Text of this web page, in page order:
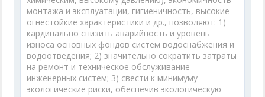
монтажа и эксплуатации, гигиеничность, высокие
огнестойкие характеристики и др., позволяют: 1)
кардинально снизить аварийность и уровень
износа основных фондов систем водоснабжения и
водоотведения; 2) значительно сократить затраты
на ремонт и техническое обслуживание
инженерных систем; 3) свести к минимуму
экологические риски, обеспечив экологическую